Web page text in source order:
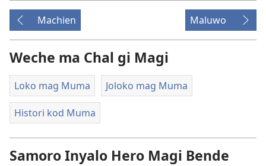
Machien Maluwo
Weche ma Chal gi Magi
Loko mag Muma Joloko mag Muma
Histori kod Muma
Samoro Inyalo Hero Magi Bende